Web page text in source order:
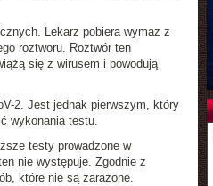
Lekarz pobiera wymaz z
roztworu. Roztwór ten
się z wirusem i powodują
2. Jest jednak pierwszym, który
wykonania testu.
testy prowadzone w
nie występuje. Zgodnie z
które nie są zarażone.